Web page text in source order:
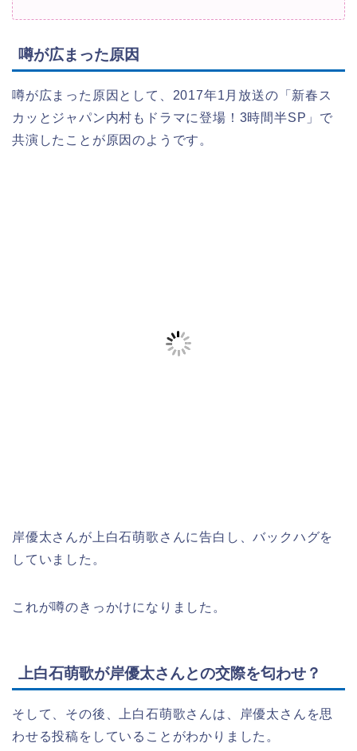
噂が広まった原因
噂が広まった原因として、2017年1月放送の「新春ス
カッとジャパン内村もドラマに登場！3時間半SP」で
共演したことが原因のようです。
岸優太さんが上白石萌歌さんに告白し、バックハグを
していました。
これが噂のきっかけになりました。
上白石萌歌が岸優太さんとの交際を匂わせ？
そして、その後、上白石萌歌さんは、岸優太さんを思
わせる投稿をしていることがわかりました。